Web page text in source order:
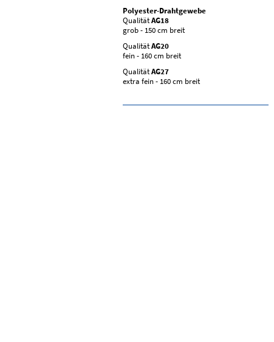
Polyester-Drahtgewebe
QualitätAG18
grob - 150 cm breit
QualitätAG20
fein - 160 cm breit
QualitätAG27
extra fein - 160 cm breit